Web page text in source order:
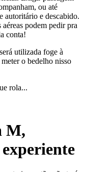
ou até
autoritário e descabido.
podem pedir pra
conta!
utilizada foge à
o bedelho nisso
rola...
M,